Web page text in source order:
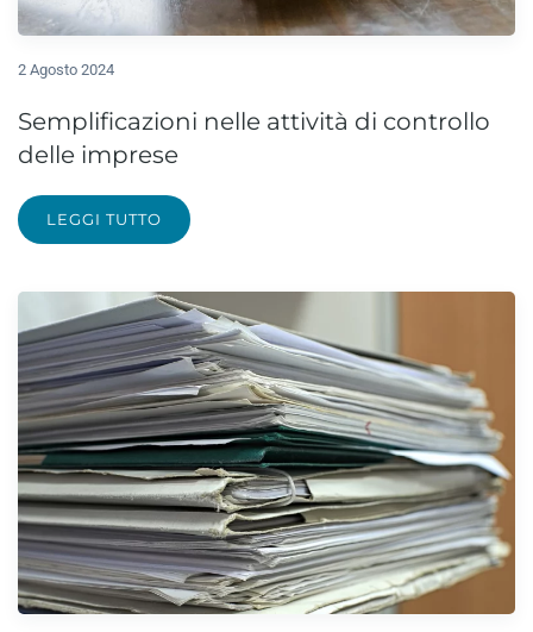
2 Agosto 2024
Semplificazioni nelle attività di controllo
delle imprese
LEGGI TUTTO